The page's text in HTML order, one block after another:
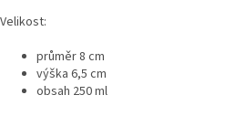
Velikost:
průměr 8 cm
výška 6,5 cm
obsah 250 ml